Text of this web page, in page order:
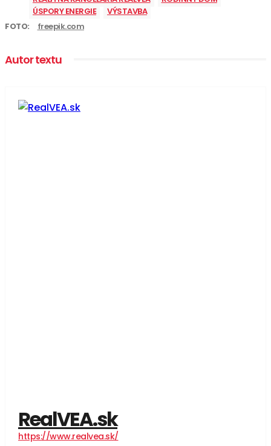
ÚSPORY ENERGIE
VÝSTAVBA
FOTO:
freepik.com
Autor textu
RealVEA.sk
https://www.realvea.sk/